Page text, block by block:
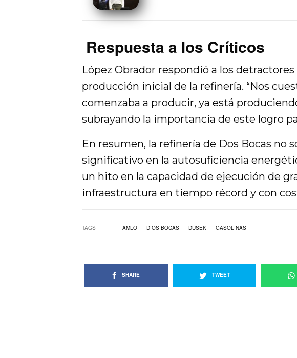
Respuesta a los Críticos
López Obrador respondió a los
producción inicial de la refinería. “Nos
comenzaba a producir, ya está
subrayando la importancia de este logro
En resumen, la refinería de Dos Bocas no
significativo en la autosuficiencia
un hito en la capacidad de ejecución de
infraestructura en tiempo récord y con
TAGS AMLO DIOS BOCAS DUSEK GASOLINAS
SHARE TWEET